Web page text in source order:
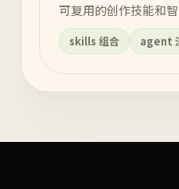
可复用的创作技能和
skills 组合 agent